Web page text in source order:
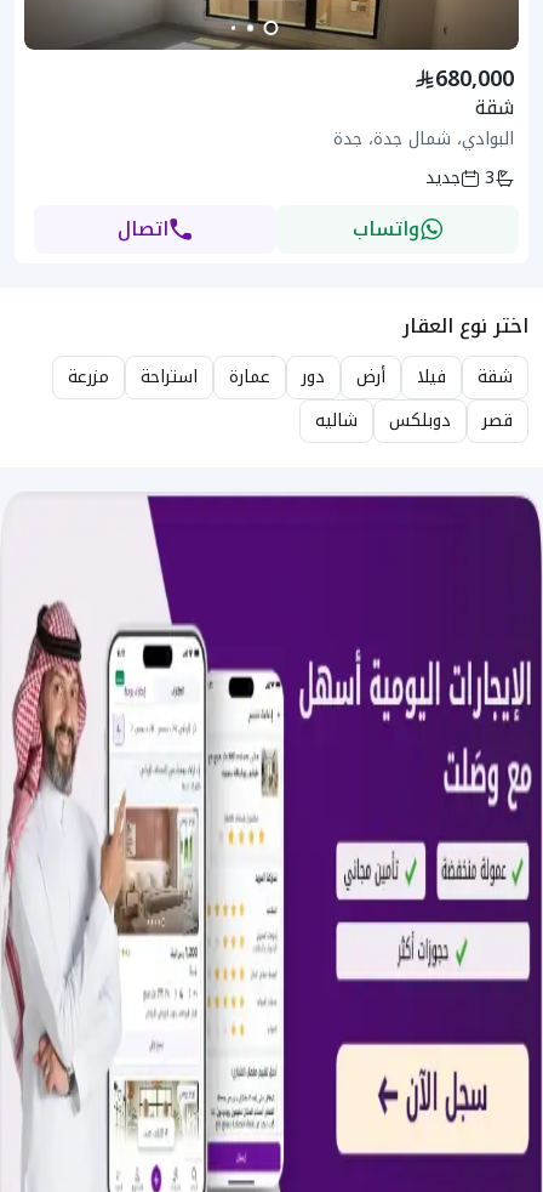
680,000
شقة
البوادي، شمال جدة، جدة
3
جديد
واتساب اتصال
اختر نوع العقار
شقة فيلا أرض دور عمارة استراحة
مزرعة
قصر
دوبلكس شاليه